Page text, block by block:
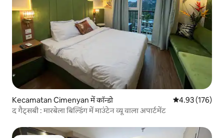
Kecamatan Cimenyan में कॉन्डो औसत रेटिंग 5 में से
4.93 (176)
द गैट्सबी : मारबेला बिल्डिंग में माउंटेन व्यू वाला अपार्टमेंट